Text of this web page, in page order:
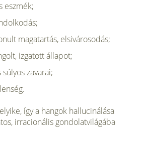
eszmék;
magatartás, elsivárosodás;
izgatott állapot;
zavarai;
így a hangok hallucinálása
irracionális gondolatvilágába